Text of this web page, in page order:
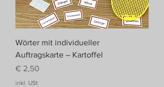
Wörter mit individueller
Auftragskarte – Kartoffel
Preis
€ 2,50
inkl. USt